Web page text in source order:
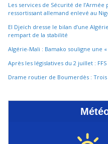
Les services de Sécurité de
ressortissant allemand enlevé au
El Djeïch dresse le bilan d’une
rempart de la stabilité
Algérie-Mali : Bamako souligne une
Après les législatives du 2 juillet :
Drame routier de Boumerdès :